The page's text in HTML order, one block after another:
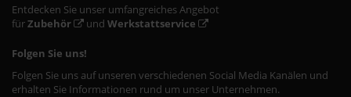
Entdecken Sie unser umfangreiches Angebot
fürZubehör und Werkstattservice
Folgen Sie uns!
Folgen Sie uns auf unseren verschiedenen Social Media Kanälen und
erhalten Sie Informationen rund um unser Unternehmen.